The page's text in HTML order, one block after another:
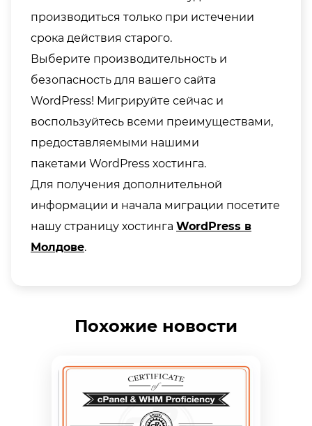
производиться только при истечении
срока действия старого.
Выберите производительность и
безопасность для вашего сайта
WordPress! Мигрируйте сейчас и
воспользуйтесь всеми преимуществами,
предоставляемыми нашими
пакетами WordPress хостинга.
Для получения дополнительной
информации и начала миграции посетите
нашу страницу хостинга WordPress в
Молдове.
Похожие новости